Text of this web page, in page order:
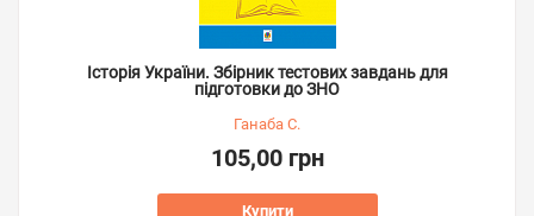
Історія України. Збірник тестових завдань для
підготовки до ЗНО
Ганаба С.
105,00 грн
Купити